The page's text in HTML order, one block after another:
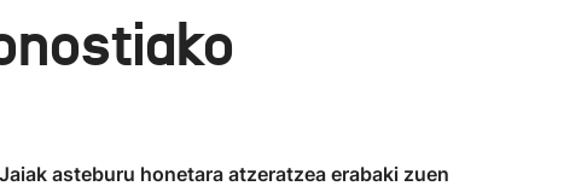
asteburu honetara atzeratzea erabaki zuen